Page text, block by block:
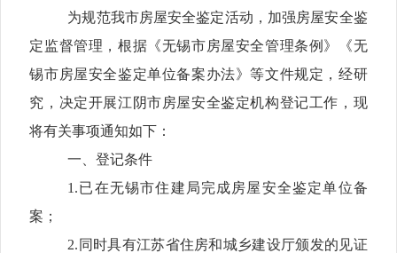
为规范我市房屋安全鉴定活动，加强房屋安全鉴
定监督管理，根据《无锡市房屋安全管理条例》
《无
锡市房屋安全鉴定单位备案办法》等文件规定，经研
究，决定开展江阴市房屋安全鉴定机构登记工作，现
将有关事项通知如下：
一、登记条件
1.已在无锡市住建局完成房屋安全鉴定单位备
案；
2. 同时具有江苏省住房和城乡建设厅颁发的见证